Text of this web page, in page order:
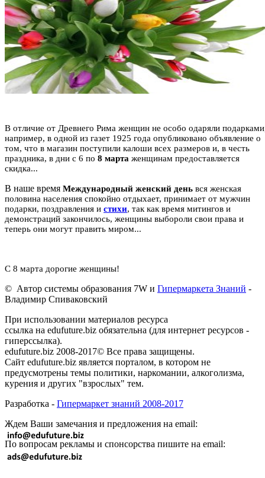
В отличие от Древнего Рима женщин не особо одаряли
например, в одной из газет 1925 года опубликовано объявление о
том, что в магазин поступили калоши всех размеров и, в честь
праздника, в дни с 6 по 8 марта женщинам предоставляется
скидка...
В наше время Международный женский день вся женская
половина населения спокойно отдыхает, принимает от мужчин
подарки, поздравления и стихи, так как время митингов и
демонстраций закончилось, женщины выбороли свои права и
теперь они могут править миром...
С 8 марта дорогие женщины!
© Автор системы образования 7W и Гипермаркета Знаний -
Владимир Спиваковский
При использовании материалов ресурса
ссылка на edufuture.biz обязательна (для интернет ресурсов -
гиперссылка).
edufuture.biz 2008-2017© Все права защищены.
Сайт edufuture.biz является порталом, в котором не
предусмотрены темы политики, наркомании, алкоголизма,
курения и других "взрослых" тем.
Разработка - Гипермаркет знаний 2008-2017
Ждем Ваши замечания и предложения на email:
По вопросам рекламы и спонсорства пишите на email: